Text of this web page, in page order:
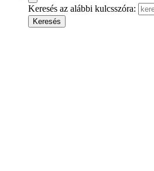
Keresés az alábbi kulcsszóra: